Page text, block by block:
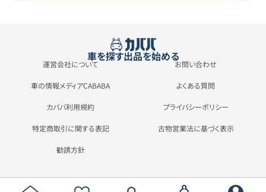
車を探す出品を始める
運営会社について お問い合わせ
車の情報メディアCABABA よくある質問
カババ利用規約 プライバシーポリシー
特定商取引に関する表記 古物営業法に基づく表示
勧誘方針